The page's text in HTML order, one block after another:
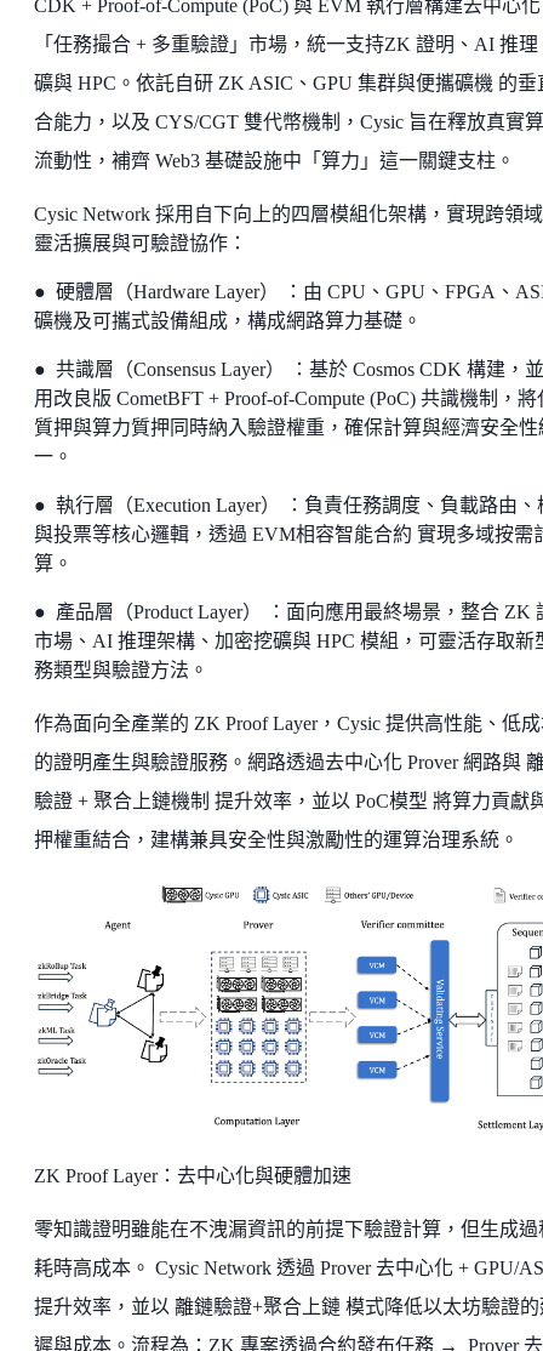
CDK + Proof-of-Compute (PoC) 與 EVM 執行層構建去中心化
「任務撮合 + 多重驗證」市場，統一支持ZK 證明、AI 推理
礦與 HPC。依託自研 ZK ASIC、GPU 集群與便攜礦機 的垂
合能力，以及 CYS/CGT 雙代幣機制，Cysic 旨在釋放真實
流動性，補齊 Web3 基礎設施中「算力」這一關鍵支柱。
Cysic Network 採用自下向上的四層模組化架構，實現跨領
靈活擴展與可驗證協作：
● 硬體層（Hardware Layer） ：由 CPU、GPU、FPGA、
礦機及可攜式設備組成，構成網路算力基礎。
● 共識層（Consensus Layer） ：基於 Cosmos CDK 構建，
用改良版 CometBFT + Proof-of-Compute (PoC) 共識機制，將
質押與算力質押同時納入驗證權重，確保計算與經濟安全性
一。
● 執行層（Execution Layer） ：負責任務調度、負載路由、
與投票等核心邏輯，透過 EVM相容智能合約 實現多域按需
算。
● 產品層（Product Layer） ：面向應用最終場景，整合 ZK
市場、AI 推理架構、加密挖礦與 HPC 模組，可靈活存取新
務類型與驗證方法。
作為面向全產業的 ZK Proof Layer，Cysic 提供高性能、低
的證明產生與驗證服務。網路透過去中心化 Prover 網路與
驗證 + 聚合上鏈機制 提升效率，並以 PoC模型 將算力貢獻
押權重結合，建構兼具安全性與激勵性的運算治理系統。
ZK Proof Layer：去中心化與硬體加速
零知識證明雖能在不洩漏資訊的前提下驗證計算，但生成過
耗時高成本。 Cysic Network 透過 Prover 去中心化 + GPU/
提升效率，並以 離鏈驗證+聚合上鏈 模式降低以太坊驗證的
遲與成本。流程為：ZK 專案透過合約發布任務 → Prover